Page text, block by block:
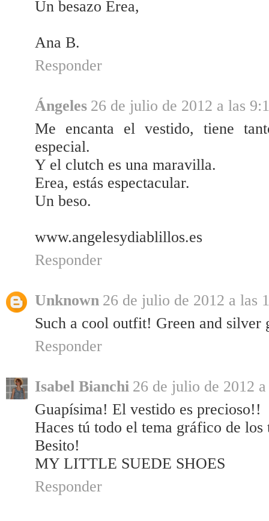
Un besazo Erea,
Ana B.
Responder
Ángeles 26 de julio de 2012 a las
Me encanta el vestido, tiene
especial.
Y el clutch es una maravilla.
Erea, estás espectacular.
Un beso.
www.angelesydiablillos.es
Responder
Unknown 26 de julio de 2012 a las
Such a cool outfit! Green and silver
Responder
Isabel Bianchi 26 de julio de 2012
Guapísima! El vestido es precioso!!
Haces tú todo el tema gráfico de los
Besito!
MY LITTLE SUEDE SHOES
Responder